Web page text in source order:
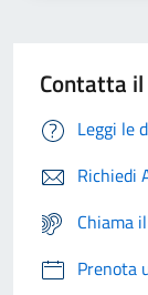
Contatta
Leggi le
Richiedi
Chiama
Prenota